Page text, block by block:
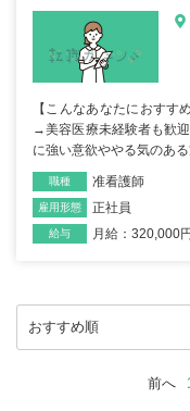
【こんなあなたにおすす
→美容医療未経験者も歓
に強い意欲ややる気のある
職種 准看護師
雇用形態 正社員
給与 月給：320,000
前へ